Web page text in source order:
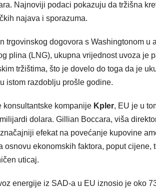
Najnoviji podaci pokazuju da tržišna
najava i sporazuma.
trgovinskog dogovora s Washingtonom u
plina (LNG), ukupna vrijednost uvoza je
tržištima, što je dovelo do toga da je
istom razdoblju prošle godine.
konsultantske kompanije Kpler, EU je u
dolara. Gillian Boccara, viša
efekat na povećanje kupovine
osnovu ekonomskih faktora, poput cijene,
uticaj.
energije iz SAD-a u EU iznosio je oko